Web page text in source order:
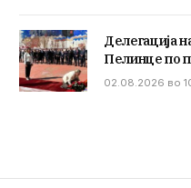
Делегација
Пелинце по
02.08.2026 во